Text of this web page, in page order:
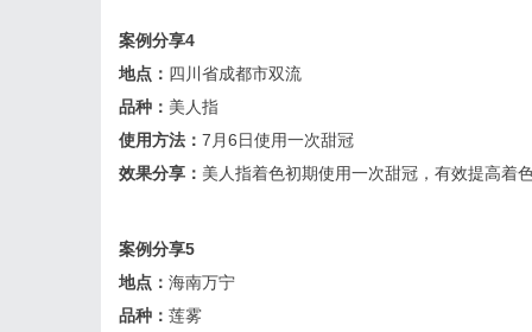
案例分享4
地点： 四川省成都市双流
品种： 美人指
使用方法： 7月6日使用一次甜冠
效果分享： 美人指着色初期使用一次甜冠，有效提高着
案例分享5
地点： 海南万宁
品种： 莲雾